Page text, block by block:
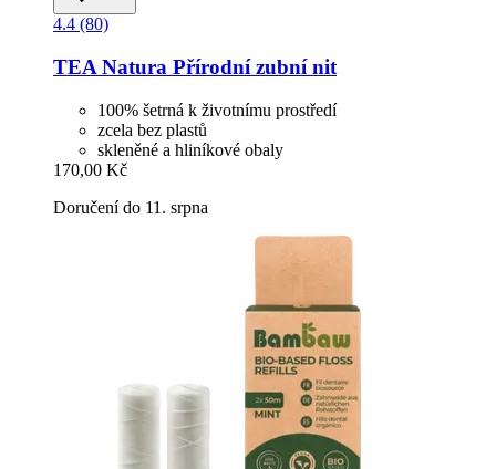
4.4 (80)
TEA Natura Přírodní zubní nit
100% šetrná k životnímu prostředí
zcela bez plastů
skleněné a hliníkové obaly
170,00 Kč
Doručení do 11. srpna